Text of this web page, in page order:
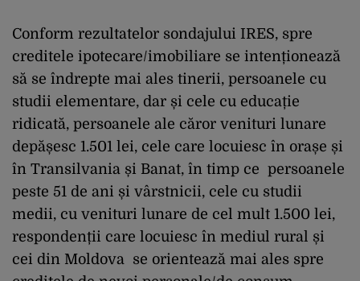
Conform rezultatelor sondajului IRES, spre
creditele ipotecare/imobiliare se intenționează
să se îndrepte mai ales tinerii, persoanele cu
studii elementare, dar și cele cu educație
ridicată, persoanele ale căror venituri lunare
depășesc 1.501 lei, cele care locuiesc în orașe și
în Transilvania și Banat, în timp ce persoanele
peste 51 de ani și vârstnicii, cele cu studii
medii, cu venituri lunare de cel mult 1.500 lei,
respondenții care locuiesc în mediul rural și
cei din Moldova se orientează mai ales spre